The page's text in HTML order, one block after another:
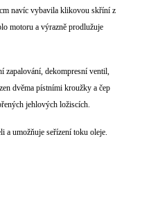
navíc vybavila klikovou skříní z
motoru a výrazně prodlužuje
zapalování, dekompresní ventil,
dvěma pístními kroužky a čep
jehlových ložiscích.
a umožňuje seřízení toku oleje.